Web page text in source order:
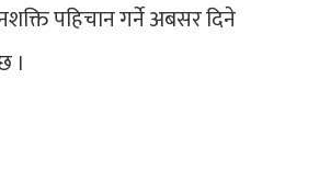
पहिचान गर्ने अबसर दिने
।